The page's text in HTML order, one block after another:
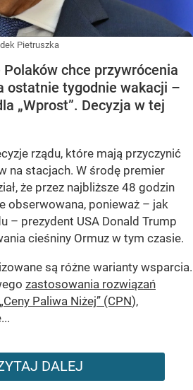
Pietruszka
chce przywrócenia
ostatnie tygodnie wakacji –
„Wprost”. Decyzja w tej
rządu, które mają przyczynić
na stacjach. W środę premier
że przez najbliższe 48 godzin
obserwowana, ponieważ – jak
– prezydent USA Donald Trump
cieśniny Ormuz w tym czasie.
są różne warianty wsparcia.
zastosowania rozwiązań
Paliwa Niżej” (CPN),
DALEJ